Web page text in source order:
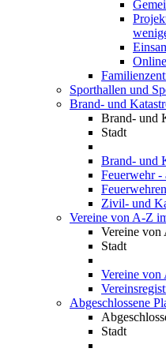
Sporthallen und
Brand- und
Brand- und
Stadt
Brand- und
Feuerwehr -
Zivil- und
Vereine von A-Z
Vereine
Stadt
Vereine
Abgeschlossene
Stadt